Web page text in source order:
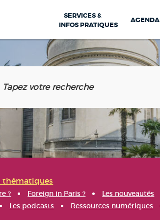
SERVICES &
INFOS PRATIQUES
AGENDA
thématiques
? Foreign in Paris ? Les nouveautés
Les podcasts Ressources numériques